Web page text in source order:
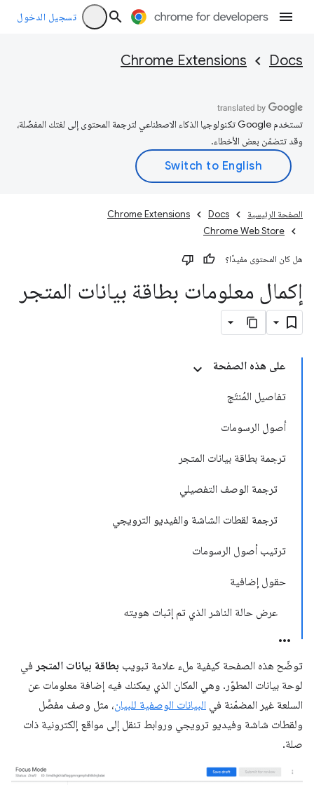
تسجيل الدخول
Docs
Chrome Extensions
تستخدم Google تكنولوجيا الذكاء الاصطناعي لترجمة المحتوى إلى لغتك المفضّلة،
وقد تتضمّن بعض الأخطاء.
الصفحة الرئيسية Docs
Chrome Extensions
Chrome Web Store
هل كان المحتوى مفيدًا؟
إكمال معلومات بطاقة بيانات المتجر
على هذه الصفحة
تفاصيل المُنتَج
أصول الرسومات
ترجمة بطاقة بيانات المتجر
ترجمة الوصف التفصيلي
ترجمة لقطات الشاشة والفيديو الترويجي
ترتيب أصول الرسومات
حقول إضافية
عرض حالة الناشر الذي تم إثبات هويته
توضّح هذه الصفحة كيفية ملء علامة تبويب بطاقة بيانات المتجر في
لوحة بيانات المطوّر. وهي المكان الذي يمكنك فيه إضافة معلومات عن
السلعة غير المضمّنة في البيانات الوصفية للبيان، مثل وصف مفصَّل
ولقطات شاشة وفيديو ترويجي وروابط تنقل إلى مواقع إلكترونية ذات
صلة.